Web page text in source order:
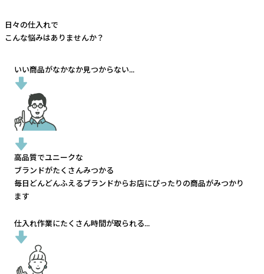
日々の仕入れで
こんな悩みはありませんか？
いい商品がなかなか見つからない...
高品質でユニークな
ブランドがたくさんみつかる
毎日どんどんふえるブランドからお店にぴったりの商品がみつかり
ます
仕入れ作業にたくさん時間が取られる...